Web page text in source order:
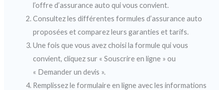
l’offre d’assurance auto qui vous convient.
Consultez les différentes formules d’assurance auto
proposées et comparez leurs garanties et tarifs.
Une fois que vous avez choisi la formule qui vous
convient, cliquez sur « Souscrire en ligne » ou
« Demander un devis ».
Remplissez le formulaire en ligne avec les informations